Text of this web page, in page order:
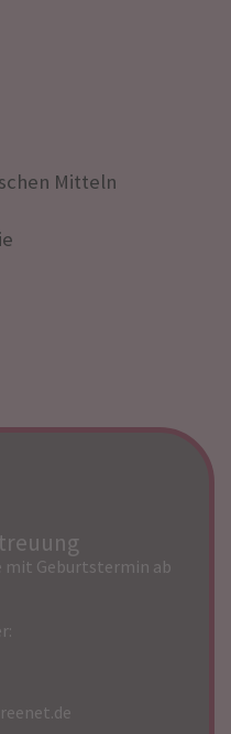
Mitteln
mit Geburtstermin ab